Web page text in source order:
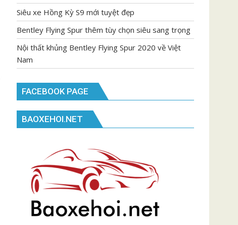
Siêu xe Hồng Kỳ S9 mới tuyệt đẹp
Bentley Flying Spur thêm tùy chọn siêu sang trọng
Nội thất khủng Bentley Flying Spur 2020 về Việt
Nam
FACEBOOK PAGE
BAOXEHOI.NET